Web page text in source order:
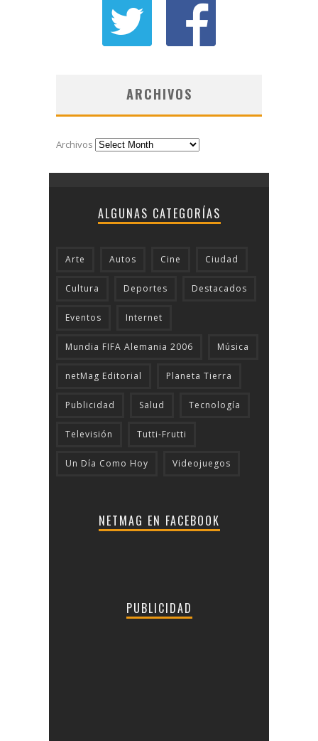
ARCHIVOS
Archivos
ALGUNAS CATEGORÍAS
Arte Autos Cine Ciudad
Cultura Deportes Destacados
Eventos Internet
Mundia FIFA Alemania 2006 Música
netMag Editorial Planeta Tierra
Publicidad Salud Tecnologí­a
Televisión Tutti-Frutti
Un Día Como Hoy Videojuegos
NETMAG EN FACEBOOK
PUBLICIDAD